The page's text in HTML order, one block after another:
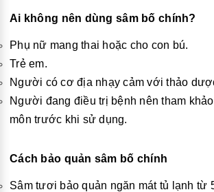
Ai không nên dùng sâm bố chính?
Phụ nữ mang thai hoặc cho con bú.
Trẻ em.
Người có cơ địa nhạy cảm với thảo
Người đang điều trị bệnh nên tham
môn trước khi sử dụng.
Cách bảo quản sâm bố chính
Sâm tươi bảo quản ngăn mát tủ lạnh từ